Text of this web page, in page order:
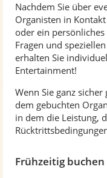
Nachdem Sie über
Organisten in
oder ein
Fragen und
erhalten Sie
Entertainment!
Wenn Sie ganz
dem gebuchten
in dem die Leistung,
Frühzeitig buchen